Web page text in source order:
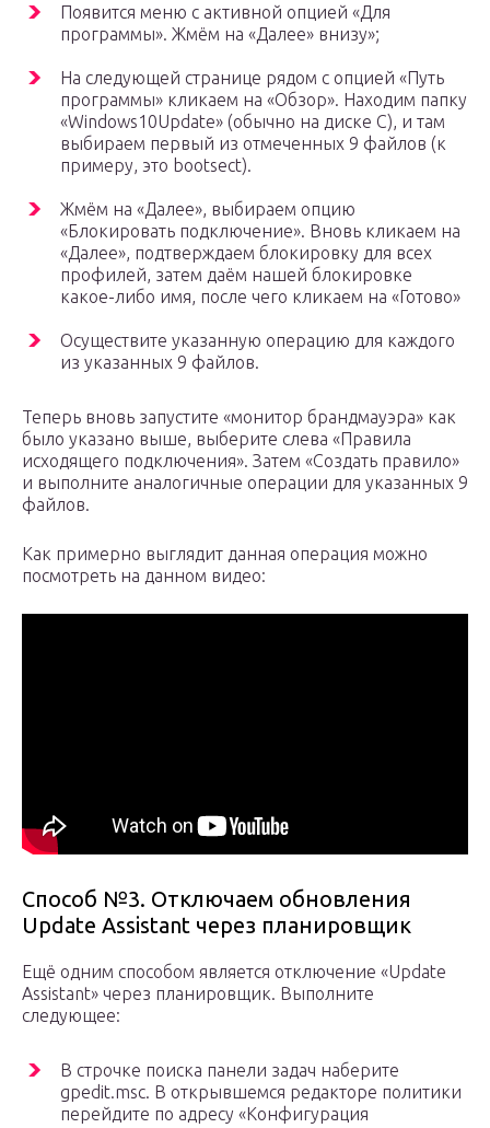
Появится меню с активной опцией «Для
программы». Жмём на «Далее» внизу»;
На следующей странице рядом с опцией «Путь
программы» кликаем на «Обзор». Находим папку
«Windows10Update» (обычно на диске С), и там
выбираем первый из отмеченных 9 файлов (к
примеру, это bootsect).
Жмём на «Далее», выбираем опцию
«Блокировать подключение». Вновь кликаем на
«Далее», подтверждаем блокировку для всех
профилей, затем даём нашей блокировке
какое-либо имя, после чего кликаем на «Готово»
Осуществите указанную операцию для каждого
из указанных 9 файлов.
Теперь вновь запустите «монитор брандмауэра» как
было указано выше, выберите слева «Правила
исходящего подключения». Затем «Создать правило»
и выполните аналогичные операции для указанных 9
файлов.
Как примерно выглядит данная операция можно
посмотреть на данном видео:
Способ №3. Отключаем обновления
Update Assistant через планировщик
Ещё одним способом является отключение «Update
Assistant» через планировщик. Выполните
следующее:
В строчке поиска панели задач наберите
gpedit.msc. В открывшемся редакторе политики
перейдите по адресу «Конфигурация